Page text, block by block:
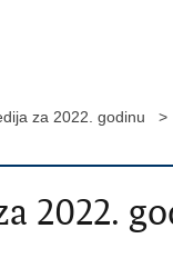
za 2022. godinu >
2022.